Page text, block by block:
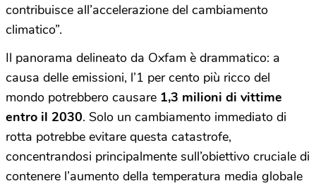
contribuisce all’accelerazione del cambiamento
climatico”.
Il panorama delineato da Oxfam è drammatico: a
causa delle emissioni, l’1 per cento più ricco del
mondo potrebbero causare 1,3 milioni di vittime
entro il 2030. Solo un cambiamento immediato di
rotta potrebbe evitare questa catastrofe,
concentrandosi principalmente sull’obiettivo cruciale di
contenere l’aumento della temperatura media globale